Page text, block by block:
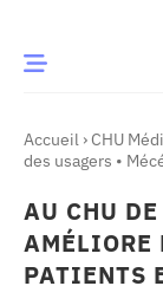
MOMENT
& patrimoine
Accueil › CHU
des usagers •
vie
AU CHU
AMÉLIORE
PATIENTS